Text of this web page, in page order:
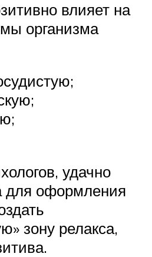
влияет на
организма
удачно
для оформления
зону релакса,